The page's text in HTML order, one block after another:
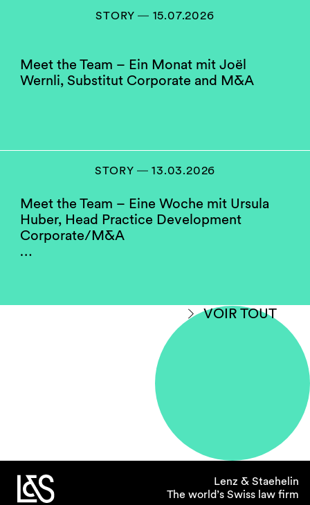
STORY ― 15.07.2026
Meet the Team – Ein Monat mit Joël
Wernli, Substitut Corporate and M&A
STORY ― 13.03.2026
Meet the Team – Eine Woche mit Ursula
Huber, Head Practice Development
Corporate/M&A
…
VOIR TOUT
Lenz & Staehelin
The world’s Swiss law firm